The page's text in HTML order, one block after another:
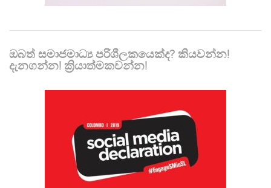
ඔබත් සමාජමාධ්‍ය පරිශීලකයෙක්ද? කියවන්න!
දැනගන්න! ක්‍රියාත්මකවන්න!